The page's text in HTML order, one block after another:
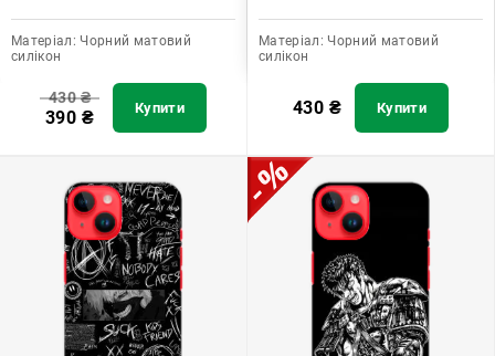
Матеріал: Чорний матовий
силікон
430₴
390 ₴ Купити
Матеріал: Чорний матовий
силікон
430 ₴ Купити